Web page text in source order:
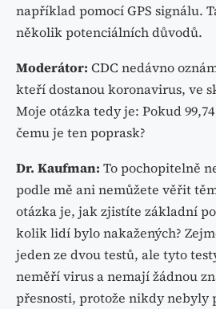
například pomocí GPS signálu.
několik potenciálních důvodů.
Moderátor: CDC nedávno
kteří dostanou koronavirus, ve
Moje otázka tedy je: Pokud
čemu je ten poprask?
Dr. Kaufman: To pochopitelně
podle mě ani nemůžete věřit
otázka je, jak zjistíte základní
kolik lidí bylo nakažených?
jeden ze dvou testů, ale tyto
neměří virus a nemají žádnou
přesnosti, protože nikdy nebyly